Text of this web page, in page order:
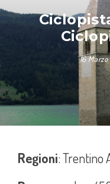
16
Regioni: Trentino